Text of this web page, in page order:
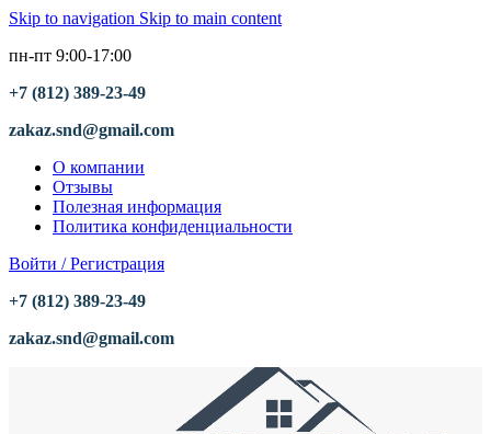
Skip to navigation Skip to main content
пн-пт 9:00-17:00
+7 (812) 389-23-49
zakaz.snd@gmail.com
О компании
Отзывы
Полезная информация
Политика конфиденциальности
Войти / Регистрация
+7 (812) 389-23-49
zakaz.snd@gmail.com